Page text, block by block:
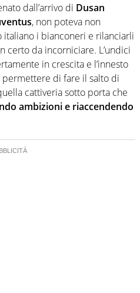
dall’arrivo di Dusan
, non poteva non
i bianconeri e rilanciarli
certo da incorniciare. L’undici
in crescita e l’innesto
di fare il salto di
cattiveria sotto porta che
ambizioni e riaccendendo